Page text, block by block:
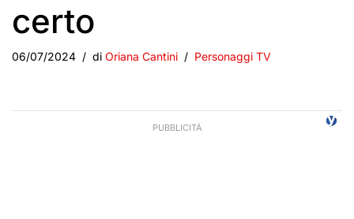
certo
06/07/2024 di Oriana Cantini Personaggi TV